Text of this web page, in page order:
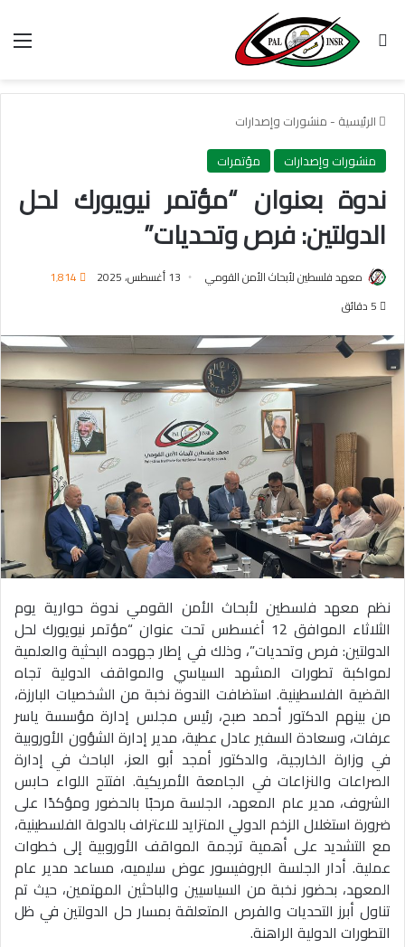
بحث عن
الرئيسية - منشورات وإصدارات
منشورات وإصدارات
مؤتمرات
ندوة بعنوان “مؤتمر نيويورك لحل
الدولتين: فرص وتحديات”
معهد فلسطين لأبحاث الأمن القومي 13 أغسطس، 2025
1٬814
نظم معهد فلسطين لأبحاث الأمن القومي ندوة حوارية يوم
الثلاثاء الموافق 12 أغسطس تحت عنوان “مؤتمر نيويورك لحل
الدولتين: فرص وتحديات”، وذلك في إطار جهوده البحثية والعلمية
لمواكبة تطورات المشهد السياسي والمواقف الدولية تجاه
القضية الفلسطينية. استضافت الندوة نخبة من الشخصيات البارزة،
من بينهم الدكتور أحمد صبح، رئيس مجلس إدارة مؤسسة ياسر
عرفات، وسعادة السفير عادل عطية، مدير إدارة الشؤون الأوروبية
في وزارة الخارجية، والدكتور أمجد أبو العز، الباحث في إدارة
الصراعات والنزاعات في الجامعة الأمريكية. افتتح اللواء حابس
الشروف، مدير عام المعهد، الجلسة مرحبًا بالحضور ومؤكدًا على
ضرورة استغلال الزخم الدولي المتزايد للاعتراف بالدولة الفلسطينية،
مع التشديد على أهمية ترجمة المواقف الأوروبية إلى خطوات
عملية. أدار الجلسة البروفيسور عوض سليميه، مساعد مدير عام
المعهد، بحضور نخبة من السياسيين والباحثين المهتمين، حيث تم
تناول أبرز التحديات والفرص المتعلقة بمسار حل الدولتين في ظل
التطورات الدولية الراهنة.